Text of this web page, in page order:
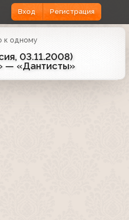
Вход Регистрация
к одному
03.11.2008)
— «Дантисты»